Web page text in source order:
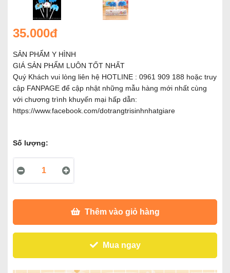
35.000đ
SẢN PHẨM Y HÌNH
GIÁ SẢN PHẨM LUÔN TỐT NHẤT
Quý Khách vui lòng liên hệ HOTLINE : 0961 909 188 hoặc truy
cập FANPAGE để cập nhật những mẫu hàng mới nhất cùng
với chương trình khuyến mại hấp dẫn:
https://www.facebook.com/dotrangtrisinhnhatgiare
Số lượng:
Thêm vào giỏ hàng
Mua ngay